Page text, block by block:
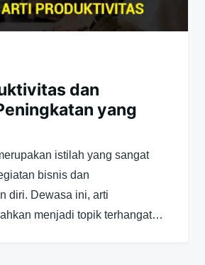
dan
yang
istilah yang sangat
bisnis dan
diri. Dewasa ini, arti
menjadi topik terhangat…